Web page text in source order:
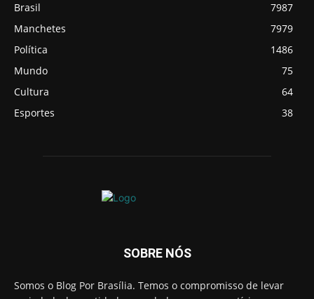
Brasil
7987
Manchetes
7979
Política
1486
Mundo
75
Cultura
64
Esportes
38
SOBRE NÓS
Somos o Blog Por Brasília. Temos o compromisso de levar